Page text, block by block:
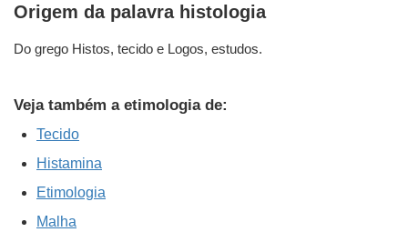
Origem da palavra histologia
Do grego Histos, tecido e Logos, estudos.
Veja também a etimologia de:
Tecido
Histamina
Etimologia
Malha